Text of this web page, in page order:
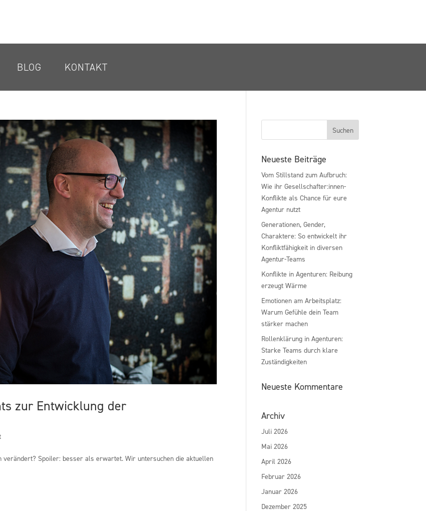
BLOG KONTAKT
zur Entwicklung der
verändert? Spoiler: besser als erwartet. Wir untersuchen die aktuellen
Neueste Beiträge
Vom Stillstand zum Aufbruch:
Wie ihr Gesellschafter:innen-
Konflikte als Chance für eure
Agentur nutzt
Generationen, Gender,
Charaktere: So entwickelt ihr
Konfliktfähigkeit in diversen
Agentur-Teams
Konflikte in Agenturen: Reibung
erzeugt Wärme
Emotionen am Arbeitsplatz:
Warum Gefühle dein Team
stärker machen
Rollenklärung in Agenturen:
Starke Teams durch klare
Zuständigkeiten
Neueste Kommentare
Archiv
Juli 2026
Mai 2026
April 2026
Februar 2026
Januar 2026
Dezember 2025